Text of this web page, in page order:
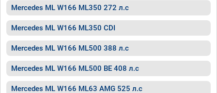
Mercedes ML W166 ML350 272 л.с
Mercedes ML W166 ML350 CDI
Mercedes ML W166 ML500 388 л.с
Mercedes ML W166 ML500 BE 408 л.с
Mercedes ML W166 ML63 AMG 525 л.с